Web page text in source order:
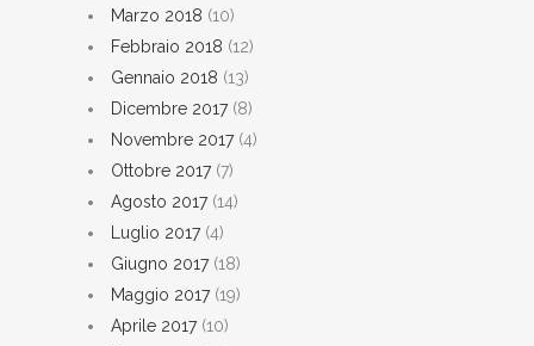
Marzo 2018 (10)
Febbraio 2018 (12)
Gennaio 2018 (13)
Dicembre 2017(8)
Novembre 2017(4)
Ottobre 2017(7)
Agosto 2017(14)
Luglio 2017(4)
Giugno 2017(18)
Maggio 2017(19)
Aprile 2017(10)